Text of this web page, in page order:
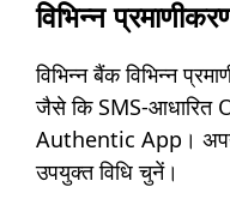
विभिन्न
विभिन्न बैंक विभिन्न
जैसे कि SMS-आधारित
Authentic App।
उपयुक्त विधि चुनें।